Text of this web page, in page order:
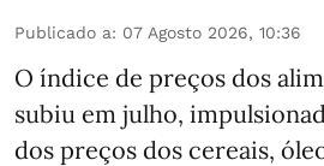
Publicado a: 07 Agosto 2026, 10:36
O índice de preços dos
subiu em julho,
dos preços dos cereais,